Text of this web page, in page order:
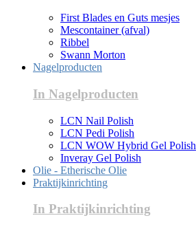
First Blades en Guts mesjes
Mescontainer (afval)
Ribbel
Swann Morton
Nagelproducten
In Nagelproducten
LCN Nail Polish
LCN Pedi Polish
LCN WOW Hybrid Gel Polish
Inveray Gel Polish
Olie - Etherische Olie
Praktijkinrichting
In Praktijkinrichting